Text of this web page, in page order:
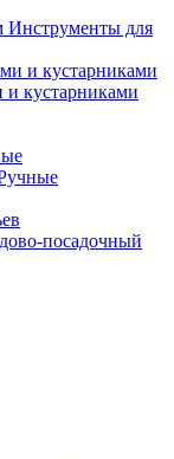
Инструменты для
и кустарниками
посадочный